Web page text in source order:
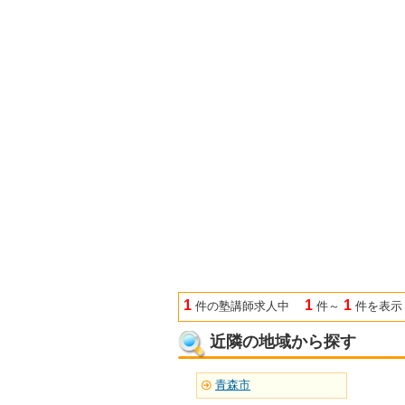
1 件の塾講師求人中 1 件～ 1 件を表示
近隣の地域から探す
青森市